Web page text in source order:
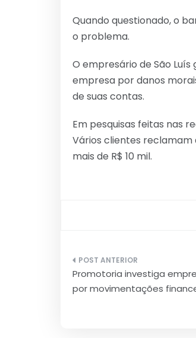
Quando questionado, o
o problema.
O empresário de São
empresa por danos
de suas contas.
Em pesquisas feitas nas
Vários clientes reclamam
mais de R$ 10 mil.
Navegação
de
Promotoria investiga
por movimentações